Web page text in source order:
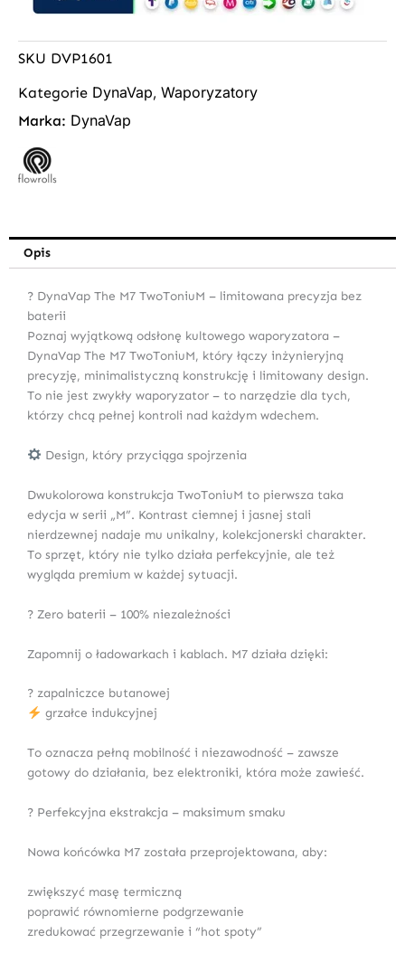
SKU DVP1601
Kategorie DynaVap, Waporyzatory
Marka: DynaVap
Opis
? DynaVap The M7 TwoToniuM – limitowana precyzja bez
baterii
Poznaj wyjątkową odsłonę kultowego waporyzatora –
DynaVap The M7 TwoToniuM, który łączy inżynieryjną
precyzję, minimalistyczną konstrukcję i limitowany design.
To nie jest zwykły waporyzator – to narzędzie dla tych,
którzy chcą pełnej kontroli nad każdym wdechem.
Design, który przyciąga spojrzenia
Dwukolorowa konstrukcja TwoToniuM to pierwsza taka
edycja w serii „M”. Kontrast ciemnej i jasnej stali
nierdzewnej nadaje mu unikalny, kolekcjonerski charakter.
To sprzęt, który nie tylko działa perfekcyjnie, ale też
wygląda premium w każdej sytuacji.
? Zero baterii – 100% niezależności
Zapomnij o ładowarkach i kablach. M7 działa dzięki:
? zapalniczce butanowej
grzałce indukcyjnej
To oznacza pełną mobilność i niezawodność – zawsze
gotowy do działania, bez elektroniki, która może zawieść.
?️ Perfekcyjna ekstrakcja – maksimum smaku
Nowa końcówka M7 została przeprojektowana, aby:
zwiększyć masę termiczną
poprawić równomierne podgrzewanie
zredukować przegrzewanie i “hot spoty”